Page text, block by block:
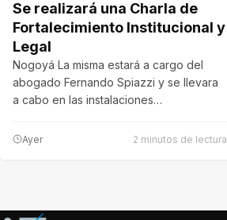
Se realizará una Charla de
Fortalecimiento Institucional y
Legal
Nogoyá La misma estará a cargo del
abogado Fernando Spiazzi y se llevara
a cabo en las instalaciones…
Ayer 2 minutos de lectura